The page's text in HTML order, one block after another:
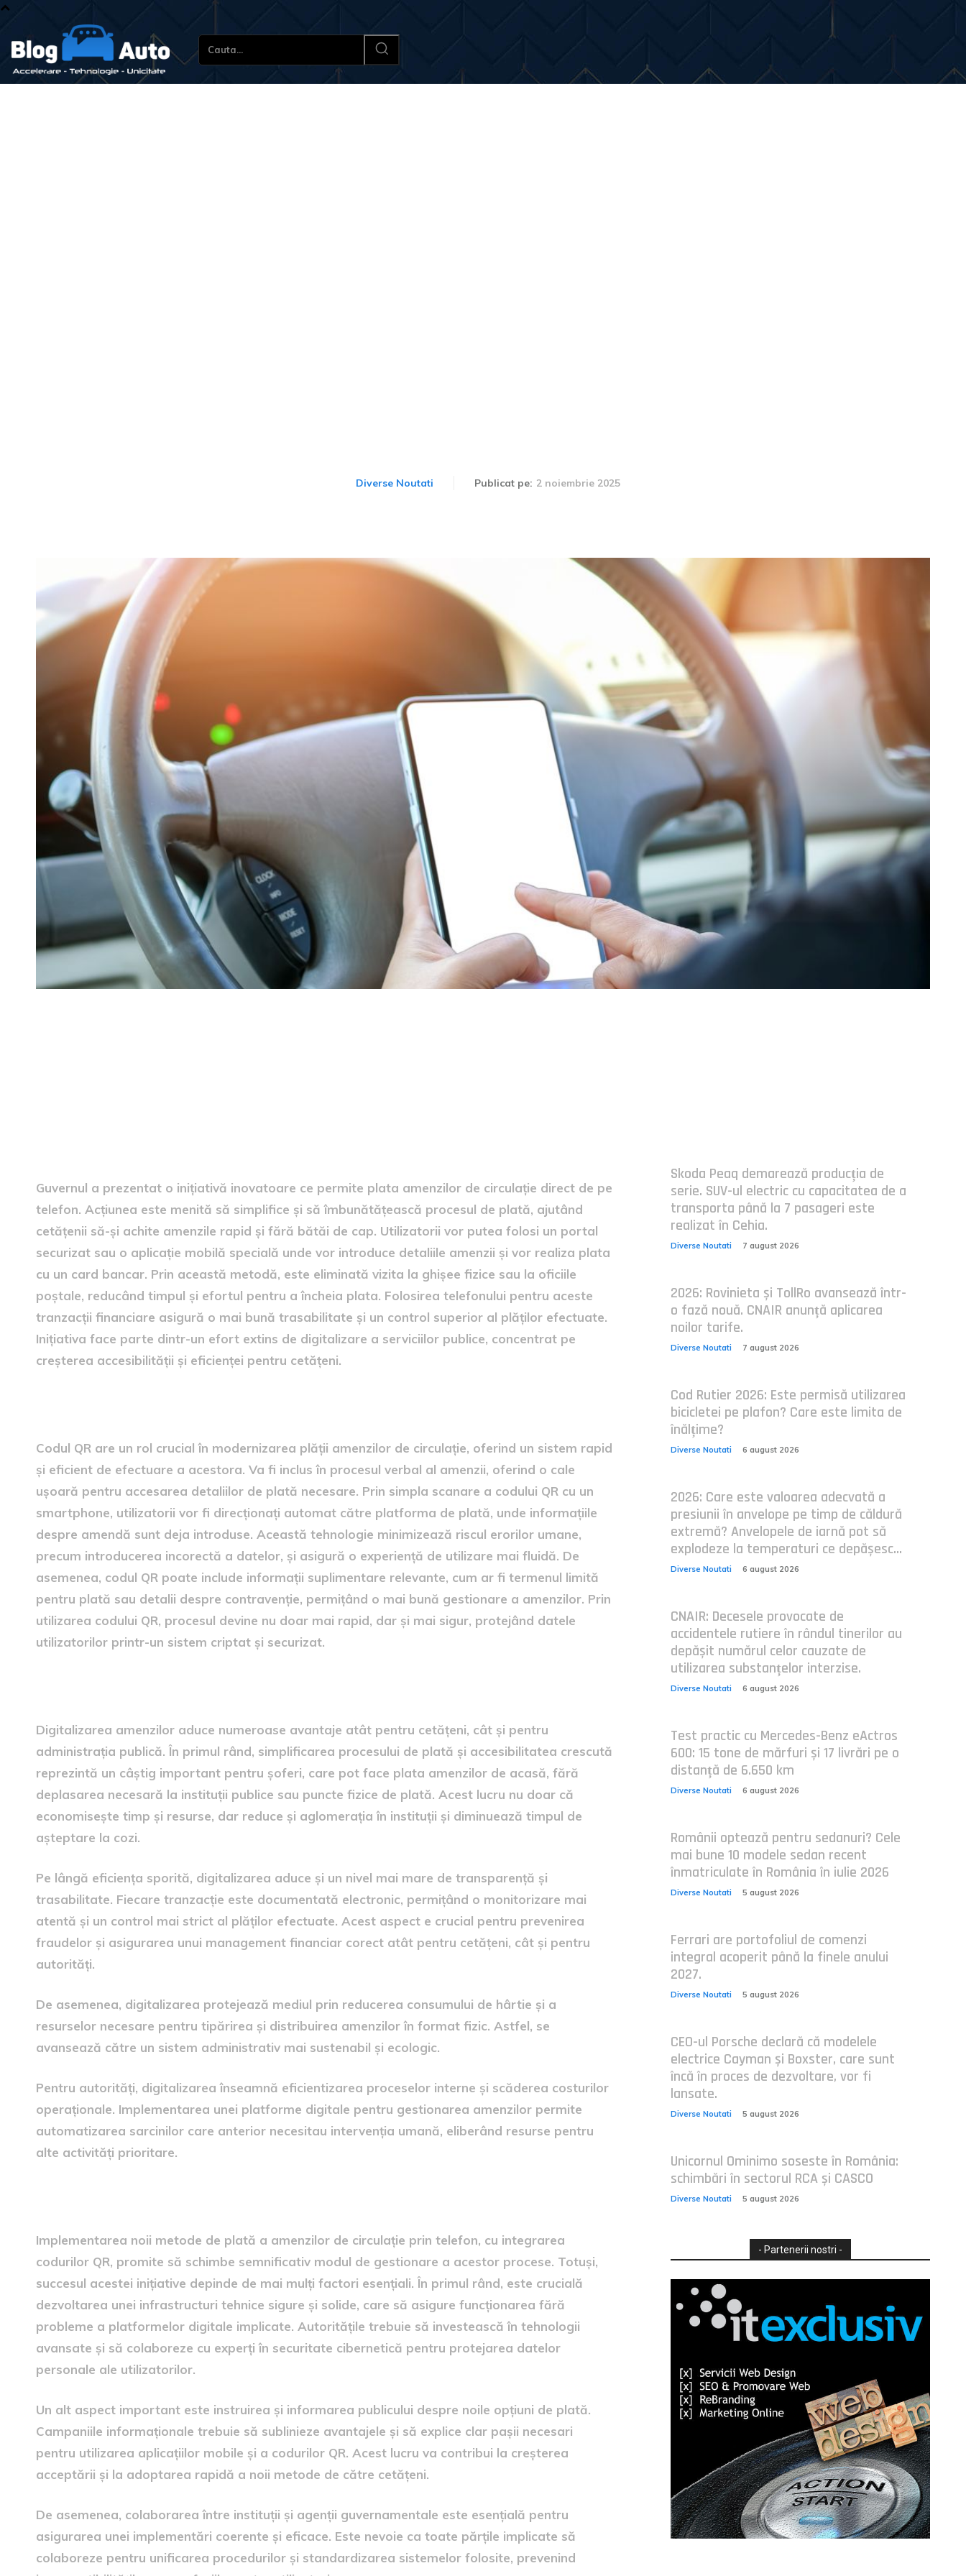
Cauta...
Diverse Noutati Publicat pe: 2 noiembrie 2025
Guvernul a prezentat o inițiativă inovatoare ce permite plata amenzilor de circulație direct de pe
telefon. Acțiunea este menită să simplifice și să îmbunătățească procesul de plată, ajutând
cetățenii să-și achite amenzile rapid și fără bătăi de cap. Utilizatorii vor putea folosi un portal
securizat sau o aplicație mobilă specială unde vor introduce detaliile amenzii și vor realiza plata
cu un card bancar. Prin această metodă, este eliminată vizita la ghișee fizice sau la oficiile
poștale, reducând timpul și efortul pentru a încheia plata. Folosirea telefonului pentru aceste
tranzacții financiare asigură o mai bună trasabilitate și un control superior al plăților efectuate.
Inițiativa face parte dintr-un efort extins de digitalizare a serviciilor publice, concentrat pe
creșterea accesibilității și eficienței pentru cetățeni.
Codul QR are un rol crucial în modernizarea plății amenzilor de circulație, oferind un sistem rapid
și eficient de efectuare a acestora. Va fi inclus în procesul verbal al amenzii, oferind o cale
ușoară pentru accesarea detaliilor de plată necesare. Prin simpla scanare a codului QR cu un
smartphone, utilizatorii vor fi direcționați automat către platforma de plată, unde informațiile
despre amendă sunt deja introduse. Această tehnologie minimizează riscul erorilor umane,
precum introducerea incorectă a datelor, și asigură o experiență de utilizare mai fluidă. De
asemenea, codul QR poate include informații suplimentare relevante, cum ar fi termenul limită
pentru plată sau detalii despre contravenție, permițând o mai bună gestionare a amenzilor. Prin
utilizarea codului QR, procesul devine nu doar mai rapid, dar și mai sigur, protejând datele
utilizatorilor printr-un sistem criptat și securizat.
Digitalizarea amenzilor aduce numeroase avantaje atât pentru cetățeni, cât și pentru
administrația publică. În primul rând, simplificarea procesului de plată și accesibilitatea crescută
reprezintă un câștig important pentru șoferi, care pot face plata amenzilor de acasă, fără
deplasarea necesară la instituții publice sau puncte fizice de plată. Acest lucru nu doar că
economisește timp și resurse, dar reduce și aglomerația în instituții și diminuează timpul de
așteptare la cozi.
Pe lângă eficiența sporită, digitalizarea aduce și un nivel mai mare de transparență și
trasabilitate. Fiecare tranzacție este documentată electronic, permițând o monitorizare mai
atentă și un control mai strict al plăților efectuate. Acest aspect e crucial pentru prevenirea
fraudelor și asigurarea unui management financiar corect atât pentru cetățeni, cât și pentru
autorități.
De asemenea, digitalizarea protejează mediul prin reducerea consumului de hârtie și a
resurselor necesare pentru tipărirea și distribuirea amenzilor în format fizic. Astfel, se
avansează către un sistem administrativ mai sustenabil și ecologic.
Pentru autorități, digitalizarea înseamnă eficientizarea proceselor interne și scăderea costurilor
operaționale. Implementarea unei platforme digitale pentru gestionarea amenzilor permite
automatizarea sarcinilor care anterior necesitau intervenția umană, eliberând resurse pentru
alte activități prioritare.
Implementarea noii metode de plată a amenzilor de circulație prin telefon, cu integrarea
codurilor QR, promite să schimbe semnificativ modul de gestionare a acestor procese. Totuși,
succesul acestei inițiative depinde de mai mulți factori esențiali. În primul rând, este crucială
dezvoltarea unei infrastructuri tehnice sigure și solide, care să asigure funcționarea fără
probleme a platformelor digitale implicate. Autoritățile trebuie să investească în tehnologii
avansate și să colaboreze cu experți în securitate cibernetică pentru protejarea datelor
personale ale utilizatorilor.
Un alt aspect important este instruirea și informarea publicului despre noile opțiuni de plată.
Campaniile informaționale trebuie să sublinieze avantajele și să explice clar pașii necesari
pentru utilizarea aplicațiilor mobile și a codurilor QR. Acest lucru va contribui la creșterea
acceptării și la adoptarea rapidă a noii metode de către cetățeni.
De asemenea, colaborarea între instituții și agenții guvernamentale este esențială pentru
asigurarea unei implementări coerente și eficace. Este nevoie ca toate părțile implicate să
colaboreze pentru unificarea procedurilor și standardizarea sistemelor folosite, prevenind
Skoda Peaq demarează producția de
serie. SUV-ul electric cu capacitatea de a
transporta până la 7 pasageri este
realizat în Cehia.
Diverse Noutati 7 august 2026
2026: Rovinieta și TollRo avansează într-
o fază nouă. CNAIR anunță aplicarea
noilor tarife.
Diverse Noutati 7 august 2026
Cod Rutier 2026: Este permisă utilizarea
bicicletei pe plafon? Care este limita de
înălțime?
Diverse Noutati 6 august 2026
2026: Care este valoarea adecvată a
presiunii în anvelope pe timp de căldură
extremă? Anvelopele de iarnă pot să
explodeze la temperaturi ce depășesc...
Diverse Noutati 6 august 2026
CNAIR: Decesele provocate de
accidentele rutiere în rândul tinerilor au
depășit numărul celor cauzate de
utilizarea substanțelor interzise.
Diverse Noutati 6 august 2026
Test practic cu Mercedes-Benz eActros
600: 15 tone de mărfuri și 17 livrări pe o
distanță de 6.650 km
Diverse Noutati 6 august 2026
Românii optează pentru sedanuri? Cele
mai bune 10 modele sedan recent
înmatriculate în România în iulie 2026
Diverse Noutati 5 august 2026
Ferrari are portofoliul de comenzi
integral acoperit până la finele anului
2027.
Diverse Noutati 5 august 2026
CEO-ul Porsche declară că modelele
electrice Cayman și Boxster, care sunt
încă în proces de dezvoltare, vor fi
lansate.
Diverse Noutati 5 august 2026
Unicornul Ominimo soseste în România:
schimbări în sectorul RCA și CASCO
Diverse Noutati 5 august 2026
- Partenerii nostri -